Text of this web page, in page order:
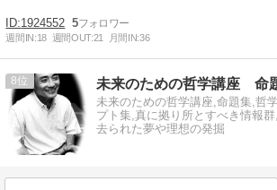
1924552 5
週間IN:18 週間OUT:21 月間IN:36
8 未来のための哲学講座 命
未来のための哲学講座,命題集,哲
プト集,真に拠り所とすべき情報
去られた夢や理想の発掘